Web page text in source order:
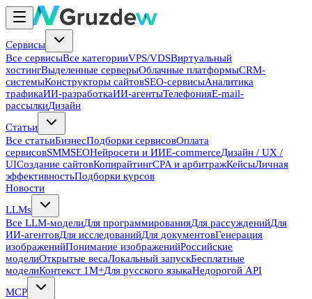
Сервисы
Все сервисыВсе категорииVPS/VDSВиртуальный
хостингВыделенные серверыОблачные платформыCRM-
системыКонструкторы сайтовSEO-сервисыАналитика
трафикаИИ-разработкаИИ-агентыТелефонияE-mail-
рассылкиДизайн
Статьи
Все статьиБизнесПодборки сервисовОплата
сервисовSMMSEOНейросети и ИИE-commerceДизайн / UX /
UIСоздание сайтовКопирайтингCPA и арбитражКейсыЛичная
эффективностьПодборки курсов
Новости
LLMs
Все LLM-моделиДля программированияДля рассужденийДля
ИИ-агентовДля исследованийДля документовГенерация
изображенийПонимание изображенийРоссийские
моделиОткрытые весаЛокальный запускБесплатные
моделиКонтекст 1M+Для русского языкаНедорогой API
MCP